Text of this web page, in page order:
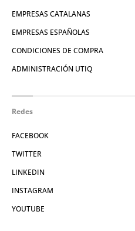
EMPRESAS CATALANAS
EMPRESAS ESPAÑOLAS
CONDICIONES DE COMPRA
ADMINISTRACIÓN UTIQ
Redes
FACEBOOK
TWITTER
LINKEDIN
INSTAGRAM
YOUTUBE